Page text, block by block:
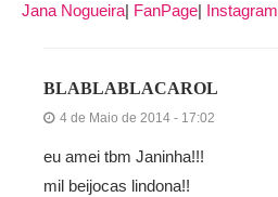
Jana Nogueira| FanPage| Instagram
BLABLABLACAROL
4 de Maio de 2014 - 17:02
eu amei tbm Janinha!!!
mil beijocas lindona!!